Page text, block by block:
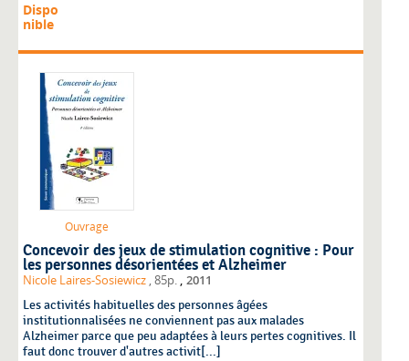
Dispo
nible
Ouvrage
Concevoir des jeux de stimulation cognitive : Pour
les personnes désorientées et Alzheimer
Nicole Laires-Sosiewicz , 85p. , 2011
Les activités habituelles des personnes âgées
institutionnalisées ne conviennent pas aux malades
Alzheimer parce que peu adaptées à leurs pertes cognitives. Il
faut donc trouver d'autres activit[...]